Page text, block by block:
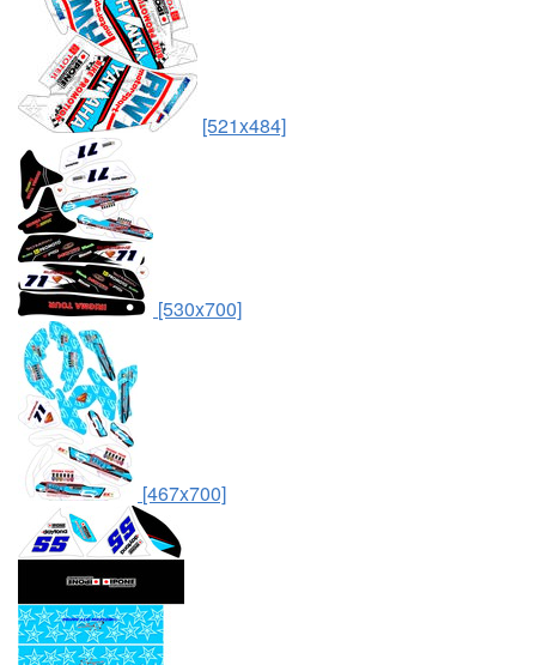
[521x484]
[530x700]
[467x700]